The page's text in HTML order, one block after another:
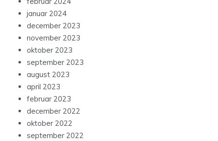
januar 2024
december 2023
november 2023
oktober 2023
september 2023
august 2023
april 2023
februar 2023
december 2022
oktober 2022
september 2022